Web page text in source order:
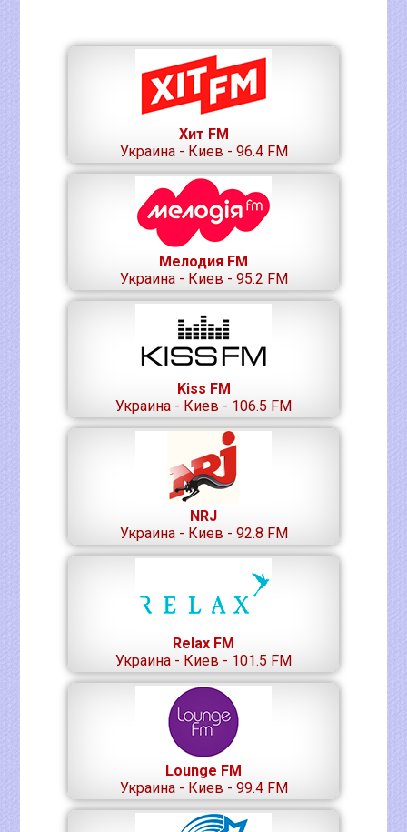
Хит FM
Украина - Киев - 96.4 FM
Мелодия FM
Украина - Киев - 95.2 FM
Kiss FM
Украина - Киев - 106.5 FM
NRJ
Украина - Киев - 92.8 FM
Relax FM
Украина - Киев - 101.5 FM
Lounge FM
Украина - Киев - 99.4 FM